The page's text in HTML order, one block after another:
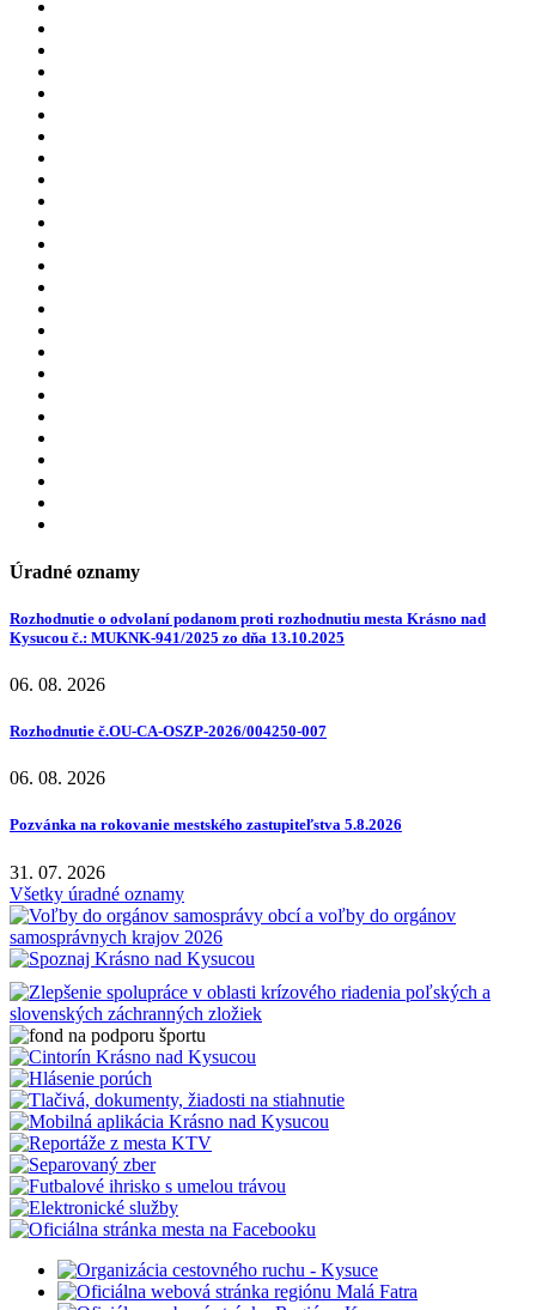
Úradné oznamy
Rozhodnutie o odvolaní podanom proti rozhodnutiu mesta Krásno nad
Kysucou č.: MUKNK-941/2025 zo dňa 13.10.2025
06. 08. 2026
Rozhodnutie č.OU-CA-OSZP-2026/004250-007
06. 08. 2026
Pozvánka na rokovanie mestského zastupiteľstva 5.8.2026
31. 07. 2026
Všetky úradné oznamy